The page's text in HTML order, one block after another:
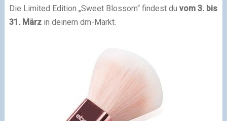
Die Limited Edition „Sweet Blossom“ findest du vom 3. bis
31. Märzin deinem dm-Markt.